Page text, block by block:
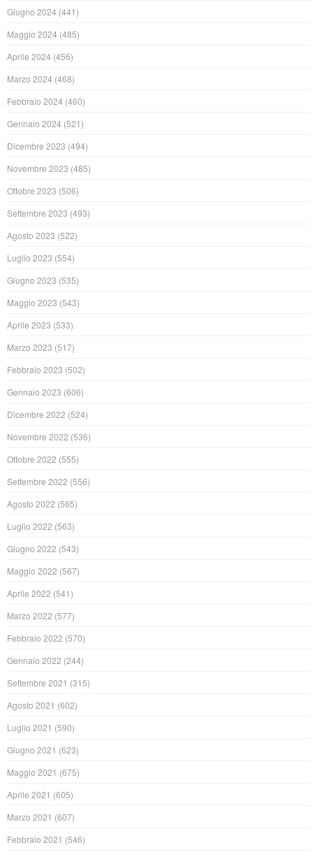
Giugno 2024 (441)
Maggio 2024 (485)
Aprile 2024 (456)
Marzo 2024 (468)
Febbraio 2024 (460)
Gennaio 2024 (521)
Dicembre 2023 (494)
Novembre 2023 (485)
Ottobre 2023 (506)
Settembre 2023 (493)
Agosto 2023 (522)
Luglio 2023 (554)
Giugno 2023 (535)
Maggio 2023 (543)
Aprile 2023 (533)
Marzo 2023 (517)
Febbraio 2023 (502)
Gennaio 2023 (606)
Dicembre 2022 (524)
Novembre 2022 (536)
Ottobre 2022 (555)
Settembre 2022 (556)
Agosto 2022 (565)
Luglio 2022 (563)
Giugno 2022 (543)
Maggio 2022 (567)
Aprile 2022 (541)
Marzo 2022 (577)
Febbraio 2022 (570)
Gennaio 2022 (244)
Settembre 2021 (315)
Agosto 2021 (602)
Luglio 2021 (590)
Giugno 2021 (623)
Maggio 2021 (675)
Aprile 2021 (605)
Marzo 2021 (607)
Febbraio 2021 (546)